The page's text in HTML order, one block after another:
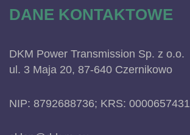
DANE KONTAKTOWE
DKM Power Transmission Sp. z o.o.
ul. 3 Maja 20, 87-640 Czernikowo
NIP: 8792688736; KRS: 0000657431